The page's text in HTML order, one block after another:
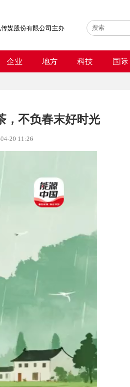
媒股份有限公司主办
企业 地方 科技 国际
，不负春末好时光
20 11:26